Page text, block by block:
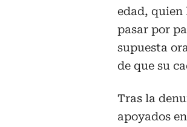
edad, quien
pasar por
supuesta
de que su
Tras la
apoyados